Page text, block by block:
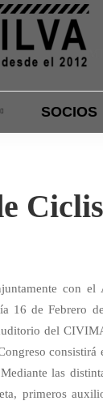
MTB
SOCIOS
con el
16 de Febrero
del
consistirá
las
primeros